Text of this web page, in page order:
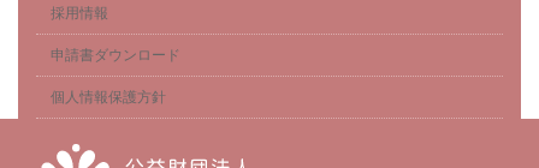
採用情報
申請書ダウンロード
個人情報保護方針